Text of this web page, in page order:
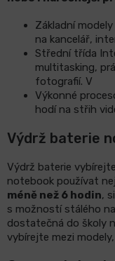
Základní
na kancelář,
Střední třída
multitasking,
fotografií. V
Výkonné
hodí na střih
Výdrž baterie
Výdrž baterie
notebook používat
méně než 6 hodin,
s možností stálého
dostatečná do školy
vybírejte mezi